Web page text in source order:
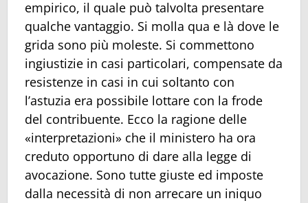
empirico, il quale può talvolta presentare
qualche vantaggio. Si molla qua e là dove le
grida sono più moleste. Si commettono
ingiustizie in casi particolari, compensate da
resistenze in casi in cui soltanto con
l’astuzia era possibile lottare con la frode
del contribuente. Ecco la ragione delle
«interpretazioni» che il ministero ha ora
creduto opportuno di dare alla legge di
avocazione. Sono tutte giuste ed imposte
dalla necessità di non arrecare un iniquo